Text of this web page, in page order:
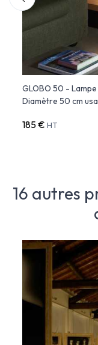
GLOBO 50 -
Diamètre 50 cm
185 € HT
16 autres